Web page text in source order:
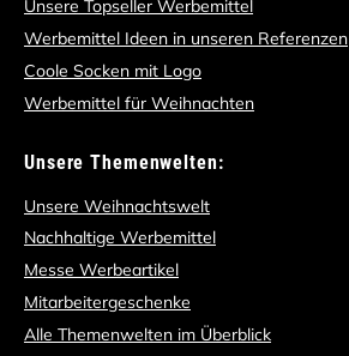
Unsere Topseller Werbemittel
Werbemittel Ideen in unseren Referenzen
Coole Socken mit Logo
Werbemittel für Weihnachten
Unsere Themenwelten:
Unsere Weihnachtswelt
Nachhaltige Werbemittel
Messe Werbeartikel
Mitarbeitergeschenke
Alle Themenwelten im Überblick